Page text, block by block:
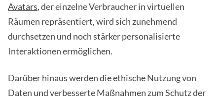
Avatars, der einzelne Verbraucher in virtuellen
Räumen repräsentiert, wird sich zunehmend
durchsetzen und noch stärker personalisierte
Interaktionen ermöglichen.
Darüber hinaus werden die ethische Nutzung von
Daten und verbesserte Maßnahmen zum Schutz der